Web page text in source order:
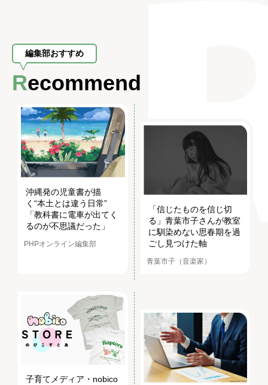
編集部おすすめ
Recommend
沖縄発の児童書が描
く“本土とは違う日常”
「教科書に電車が出てく
るのが不思議だった」
PHPオンライン編集部
「信じたものを信じ切
る」青葉市子さんが教室
に馴染めない思春期を過
ごし見つけた軸
青葉市子（音楽家）
子育てメディア・nobico